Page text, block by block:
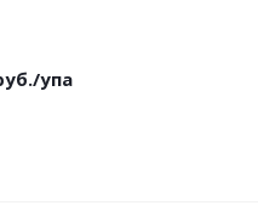
/упа